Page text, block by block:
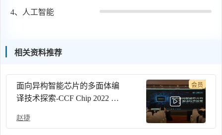
4、 人工智能
相关资料推荐
面向异构智能芯片的多面体编
译技术探索-CCF Chip 2022 智
赵捷
会员